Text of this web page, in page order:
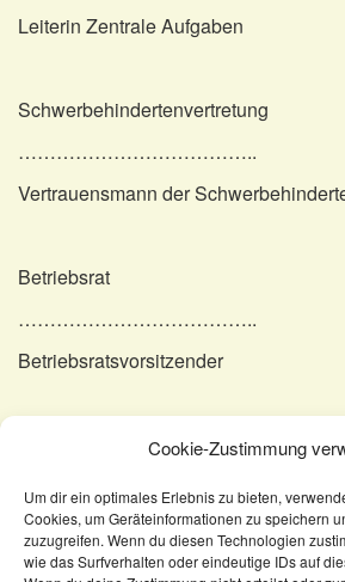
Cookie-Zustimmung
Um dir ein optimales Erlebnis zu bieten,
Cookies, um Geräteinformationen zu speichern
zuzugreifen. Wenn du diesen Technologien
wie das Surfverhalten oder eindeutige IDs auf
Leiterin Zentrale Aufgaben
Schwerbehindertenvertretung
………………………………..
Vertrauensmann der
Betriebsrat
………………………………..
Betriebsratsvorsitzender
Konzernintegrationsvereinbarung
KomSem A-Z